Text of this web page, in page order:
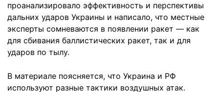
проанализировало эффективность и перспективы
дальних ударов Украины и написало, что местные
эксперты сомневаются в появлении ракет — как
для сбивания баллистических ракет, так и для
ударов по тылу.
В материале поясняется, что Украина и РФ
используют разные тактики воздушных атак.